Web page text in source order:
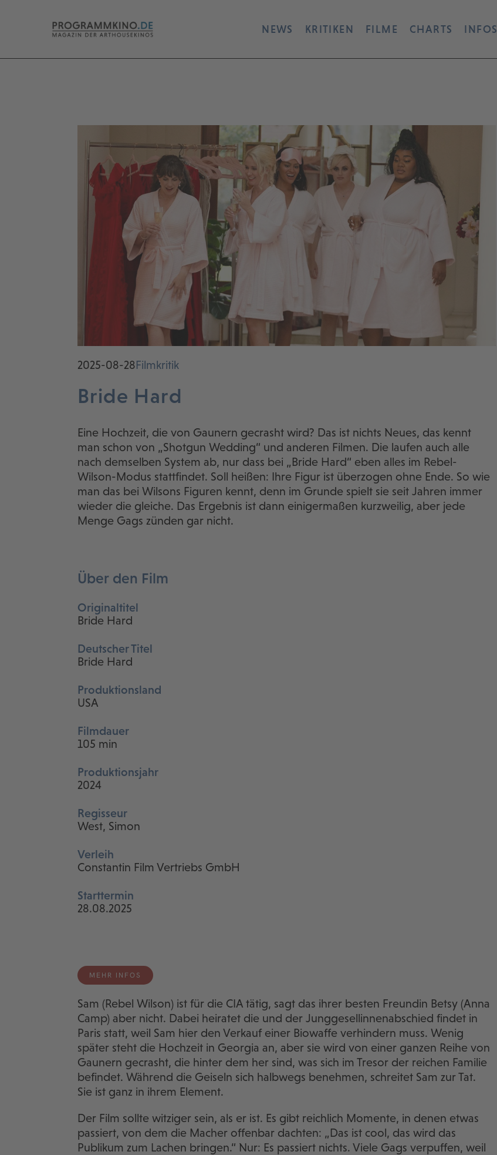
NEWS KRITIKEN FILME CHARTS INFOS
2025-08-28Filmkritik
Bride Hard
Eine Hochzeit, die von Gaunern gecrasht wird? Das ist nichts Neues, das kennt
man schon von „Shotgun Wedding“ und anderen Filmen. Die laufen auch alle
nach demselben System ab, nur dass bei „Bride Hard“ eben alles im Rebel-
Wilson-Modus stattfindet. Soll heißen: Ihre Figur ist überzogen ohne Ende. So wie
man das bei Wilsons Figuren kennt, denn im Grunde spielt sie seit Jahren immer
wieder die gleiche. Das Ergebnis ist dann einigermaßen kurzweilig, aber jede
Menge Gags zünden gar nicht.
Über den Film
Originaltitel
Bride Hard
Deutscher Titel
Bride Hard
Produktionsland
USA
Filmdauer
105 min
Produktionsjahr
2024
Regisseur
West, Simon
Verleih
Constantin Film Vertriebs GmbH
Starttermin
28.08.2025
MEHR INFOS
Sam (Rebel Wilson) ist für die CIA tätig, sagt das ihrer besten Freundin Betsy (Anna
Camp) aber nicht. Dabei heiratet die und der Junggesellinnenabschied findet in
Paris statt, weil Sam hier den Verkauf einer Biowaffe verhindern muss. Wenig
später steht die Hochzeit in Georgia an, aber sie wird von einer ganzen Reihe von
Gaunern gecrasht, die hinter dem her sind, was sich im Tresor der reichen Familie
befindet. Während die Geiseln sich halbwegs benehmen, schreitet Sam zur Tat.
Sie ist ganz in ihrem Element.
Der Film sollte witziger sein, als er ist. Es gibt reichlich Momente, in denen etwas
passiert, von dem die Macher offenbar dachten: „Das ist cool, das wird das
Publikum zum Lachen bringen.“ Nur: Es passiert nichts. Viele Gags verpuffen, weil